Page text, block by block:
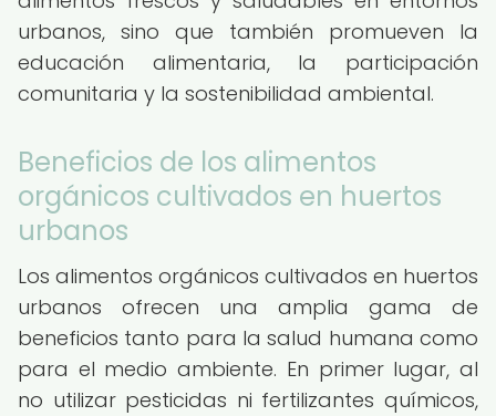
urbanos, sino que también promueven la
educación alimentaria, la participación
comunitaria y la sostenibilidad ambiental.
Beneficios de los alimentos
orgánicos cultivados en huertos
urbanos
Los alimentos orgánicos cultivados en huertos
urbanos ofrecen una amplia gama de
beneficios tanto para la salud humana como
para el medio ambiente. En primer lugar, al
no utilizar pesticidas ni fertilizantes químicos,